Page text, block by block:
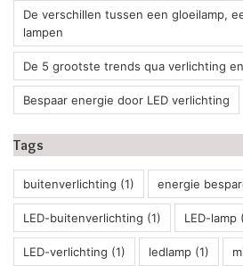
De verschillen tussen een gloeilamp,
lampen
De 5 grootste trends qua verlichting
Bespaar energie door LED verlichting
Tags
buitenverlichting (1) energie
LED-buitenverlichting (1) LED-lamp
LED-verlichting (1) ledlamp (1)